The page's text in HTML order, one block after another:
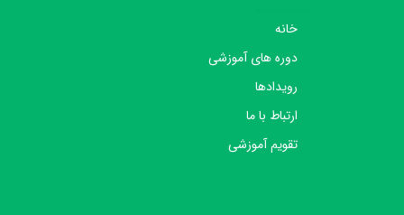
خانه
دوره های آموزشی
رویدادها
ارتباط با ما
تقویم آموزشی